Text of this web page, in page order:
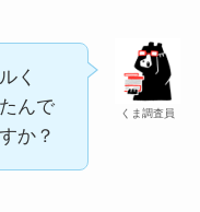
くま調査員
く
んで
か？